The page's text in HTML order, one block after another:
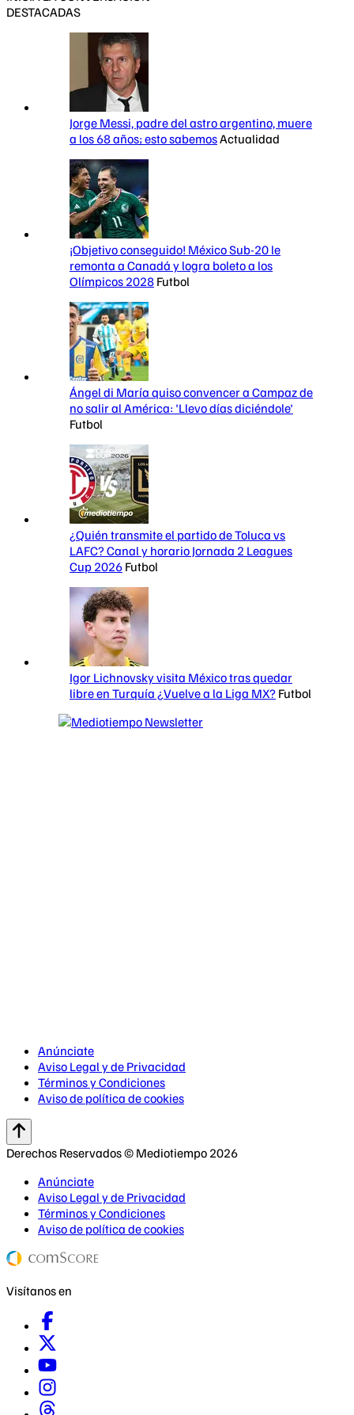
DESTACADAS
Jorge Messi, padre del astro argentino, muere
a los 68 años; esto sabemosActualidad
¡Objetivo conseguido! México Sub-20 le
remonta a Canadá y logra boleto a los
Olímpicos 2028 Futbol
Ángel di María quiso convencer a Campaz de
no salir al América: 'Llevo días diciéndole'
Futbol
¿Quién transmite el partido de Toluca vs
LAFC? Canal y horario Jornada 2 Leagues
Cup 2026 Futbol
Igor Lichnovsky visita México tras quedar
libre en Turquía ¿Vuelve a la Liga MX? Futbol
Anúnciate
Aviso Legal y de Privacidad
Términos y Condiciones
Aviso de política de cookies
Derechos Reservados © Mediotiempo 2026
Anúnciate
Aviso Legal y de Privacidad
Términos y Condiciones
Aviso de política de cookies
Visítanos en